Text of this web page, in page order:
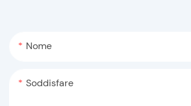
Nome
Soddisfare